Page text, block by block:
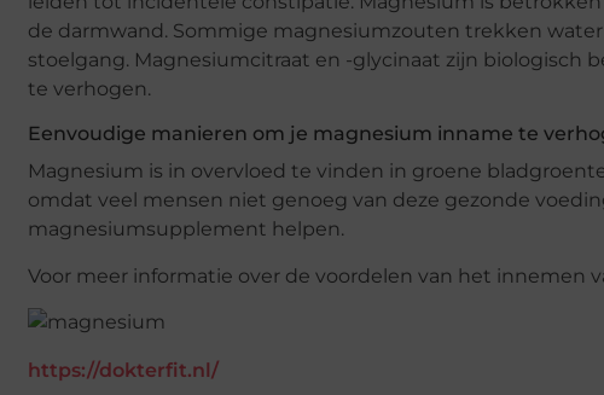
de darmwand. Sommige magnesiumzouten trekken
stoelgang. Magnesiumcitraat en -glycinaat zijn biologisch
te verhogen.
Eenvoudige manieren om je magnesium inname te
Magnesium is in overvloed te vinden in groene
omdat veel mensen niet genoeg van deze gezonde
magnesiumsupplement helpen.
Voor meer informatie over de voordelen van het innemen
https://dokterfit.nl/